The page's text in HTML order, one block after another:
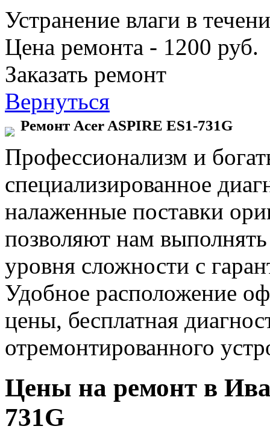
Устранение влаги в
Цена ремонта - 1200 руб.
Заказать ремонт
Вернуться
Ремонт Acer ASPIRE ES1-731G
Профессионализм и
специализированное
налаженные поставки
позволяют нам
уровня сложности с
Удобное расположение
цены, бесплатная
отремонтированного
Цены на ремонт в
731G